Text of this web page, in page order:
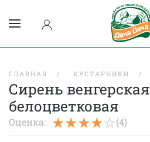
ГЛАВНАЯ КУСТАРНИКИ
Сирень венгерская
белоцветковая
Оценка: (4)